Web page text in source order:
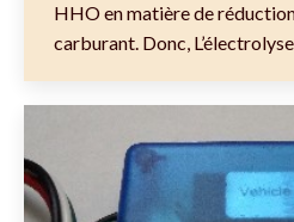
HHO en matière de
carburant. Donc,